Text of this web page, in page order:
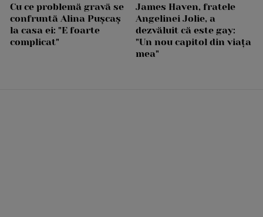
Cu ce problemă gravă se
confruntă Alina Pușcaș
la casa ei: "E foarte
complicat"
James Haven, fratele
Angelinei Jolie, a
dezvăluit că este gay:
"Un nou capitol din viața
mea"